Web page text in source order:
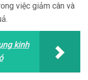
việc giảm cân và
kinh